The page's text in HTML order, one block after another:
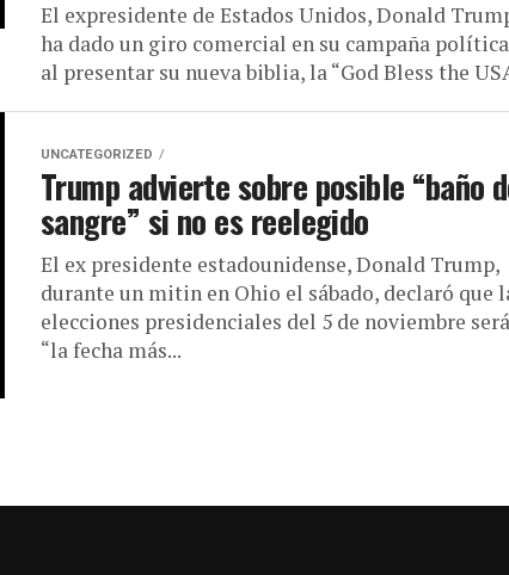
El expresidente de Estados Unidos, Donald
ha dado un giro comercial en su campaña política
al presentar su nueva biblia, la “God Bless the
UNCATEGORIZED
Trump advierte sobre posible “baño
sangre” si no es reelegido
El ex presidente estadounidense, Donald Trump,
durante un mitin en Ohio el sábado, declaró que
elecciones presidenciales del 5 de noviembre
“la fecha más...